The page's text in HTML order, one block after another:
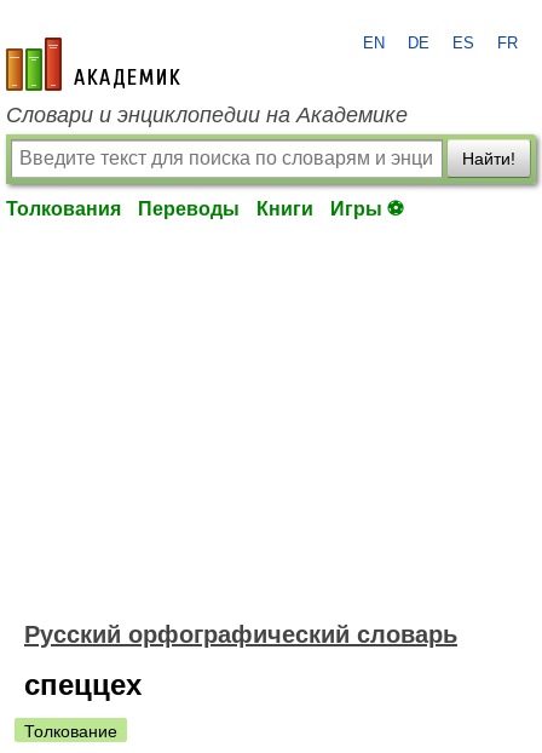
academic.ru
EN DE ES FR
Словари и энциклопедии на Академике
Найти!
Толкования Переводы Книги Игры ⚽
Русский орфографический словарь
спеццех
Толкование